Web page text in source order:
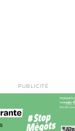
PUBLICITÉ